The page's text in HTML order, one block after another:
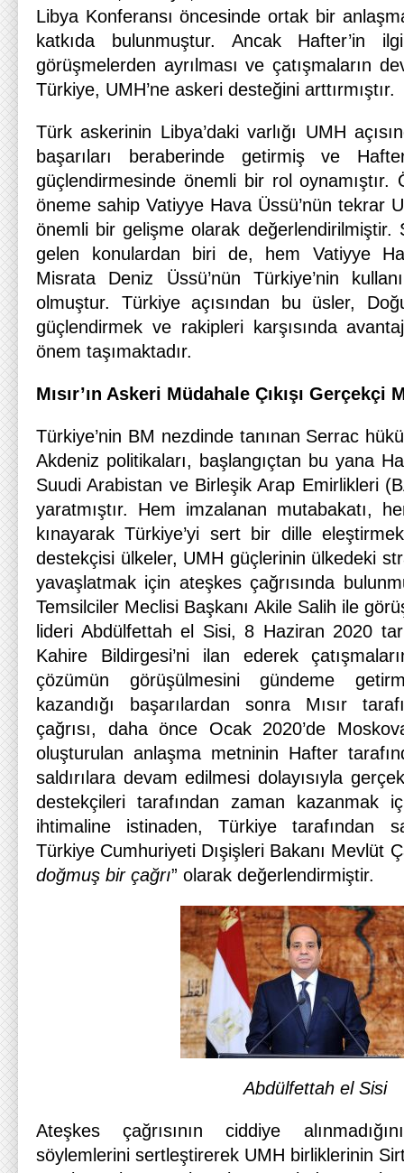
Libya Konferansı öncesinde ortak bir
katkıda bulunmuştur. Ancak Hafter’in
görüşmelerden ayrılması ve çatışmaların
Türkiye, UMH’ne askeri desteğini arttırmıştır.
Türk askerinin Libya’daki varlığı UMH
başarıları beraberinde getirmiş ve
güçlendirmesinde önemli bir rol oynamıştır.
öneme sahip Vatiyye Hava Üssü’nün tekrar
önemli bir gelişme olarak değerlendirilmiştir.
gelen konulardan biri de, hem Vatiyye
Misrata Deniz Üssü’nün Türkiye’nin
olmuştur. Türkiye açısından bu üsler, Doğu
güçlendirmek ve rakipleri karşısında
önem taşımaktadır.
Mısır’ın Askeri Müdahale Çıkışı Gerçekçi
Türkiye’nin BM nezdinde tanınan Serrac
Akdeniz politikaları, başlangıçtan bu yana
Suudi Arabistan ve Birleşik Arap Emirlikleri
yaratmıştır. Hem imzalanan mutabakatı,
kınayarak Türkiye’yi sert bir dille
destekçisi ülkeler, UMH güçlerinin ülkedeki
yavaşlatmak için ateşkes çağrısında
Temsilciler Meclisi Başkanı Akile Salih ile
lideri Abdülfettah el Sisi, 8 Haziran 2020
Kahire Bildirgesi’ni ilan ederek
çözümün görüşülmesini gündeme
kazandığı başarılardan sonra Mısır
çağrısı, daha önce Ocak 2020’de
oluşturulan anlaşma metninin Hafter
saldırılara devam edilmesi dolayısıyla
destekçileri tarafından zaman kazanmak
ihtimaline istinaden, Türkiye tarafından
Türkiye Cumhuriyeti Dışişleri Bakanı Mevlüt
doğmuş bir çağrı” olarak değerlendirmiştir.
Abdülfettah el Sisi
Ateşkes çağrısının ciddiye
söylemlerini sertleştirerek UMH birliklerinin